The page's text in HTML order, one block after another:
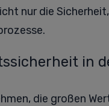
nur die
in
die großen